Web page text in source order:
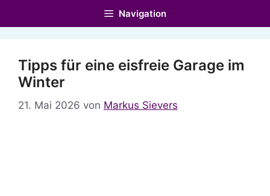
Navigation
Tipps für eine eisfreie Garage im
Winter
21. Mai 2026 von Markus Sievers